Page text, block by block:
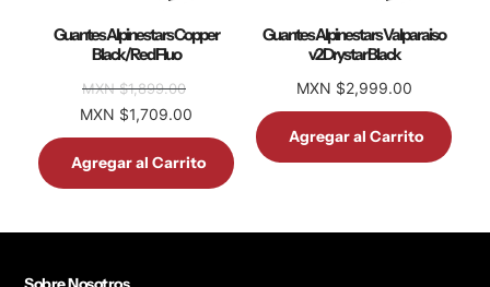
Guantes Alpinestars Copper
Black/Red Fluo
MXN $1,899.00
MXN $1,709.00
Agregar al Carrito
Guantes Alpinestars Valparaiso
v2 Drystar Black
MXN $2,999.00
Agregar al Carrito